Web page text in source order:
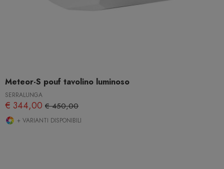
Meteor-S pouf tavolino luminoso
SERRALUNGA
€ 344,00 € 450,00
+ VARIANTI DISPONIBILI